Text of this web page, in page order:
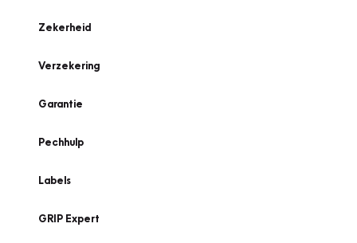
Zekerheid
Verzekering
Garantie
Pechhulp
Labels
GRIP Expert